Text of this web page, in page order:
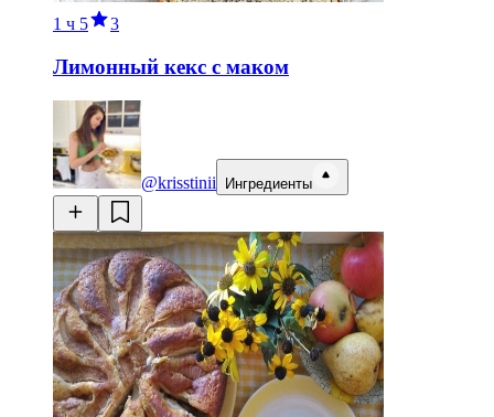
1 ч 5 3
Лимонный кекс с маком
@krisstinii Ингредиенты